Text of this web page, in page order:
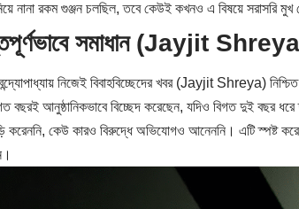
নানা রকম গুঞ্জন চলছিল, তবে কেউই কখনও এ বিষয়ে সরাসরি
সমাধান (Jayjit
নিজেই বিবাহবিচ্ছেদের খবর (Jayjit Shreya)
বছরই আনুষ্ঠানিকভাবে বিচ্ছেদ করেছেন, যদিও বিগত দুই বছর
করেননি, কেউ কারও বিরুদ্ধে অভিযোগও আনেননি। এটি স্পষ্ট করে